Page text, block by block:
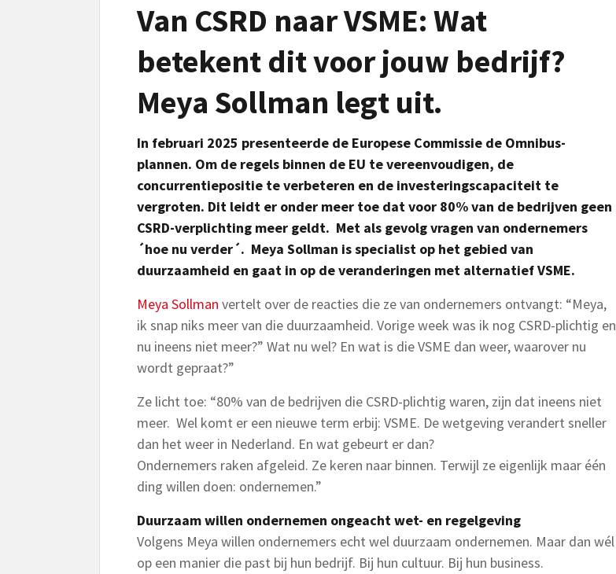
Van CSRD naar VSME: Wat
betekent dit voor jouw bedrijf?
Meya Sollman legt uit.
In februari 2025 presenteerde de Europese Commissie de Omnibus-
plannen. Om de regels binnen de EU te vereenvoudigen, de
concurrentiepositie te verbeteren en de investeringscapaciteit te
vergroten. Dit leidt er onder meer toe dat voor 80% van de bedrijven geen
CSRD-verplichting meer geldt. Met als gevolg vragen van ondernemers
´hoe nu verder´. Meya Sollman is specialist op het gebied van
duurzaamheid en gaat in op de veranderingen met alternatief VSME.
Meya Sollman vertelt over de reacties die ze van ondernemers ontvangt: “Meya,
ik snap niks meer van die duurzaamheid. Vorige week was ik nog CSRD-plichtig en
nu ineens niet meer?” Wat nu wel? En wat is die VSME dan weer, waarover nu
wordt gepraat?”
Ze licht toe: “80% van de bedrijven die CSRD-plichtig waren, zijn dat ineens niet
meer. Wel komt er een nieuwe term erbij: VSME. De wetgeving verandert sneller
dan het weer in Nederland. En wat gebeurt er dan?
Ondernemers raken afgeleid. Ze keren naar binnen. Terwijl ze eigenlijk maar één
ding willen doen: ondernemen.”
Duurzaam willen ondernemen ongeacht wet- en regelgeving
Volgens Meya willen ondernemers echt wel duurzaam ondernemen. Maar dan wél
op een manier die past bij hun bedrijf. Bij hun cultuur. Bij hun business.